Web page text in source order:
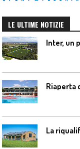
LE ULTIME NOTIZIE
Riaperta
La